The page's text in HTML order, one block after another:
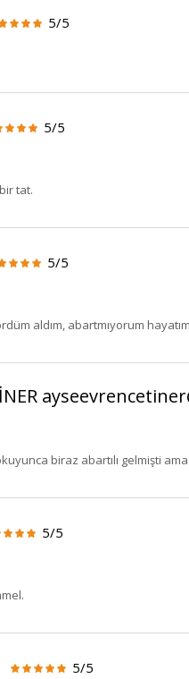
5/5
5/5
tat.
5/5
aldım, abartmıyorum
biraz abartılı gelmişti
5/5
5/5